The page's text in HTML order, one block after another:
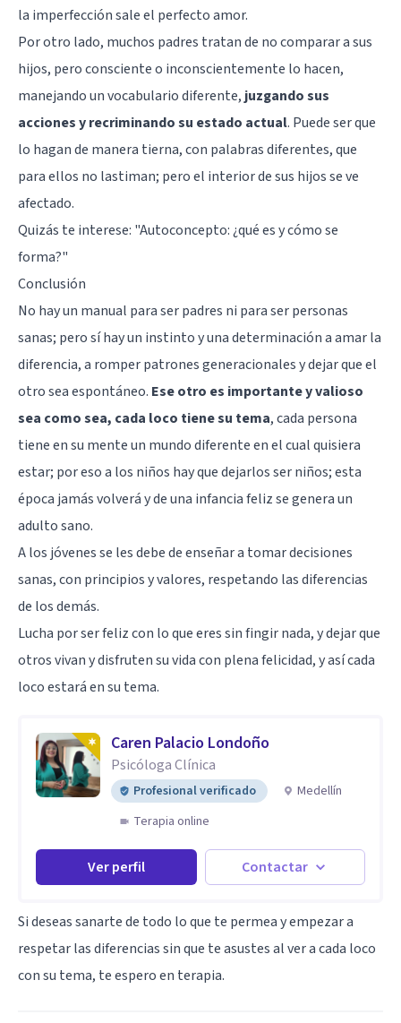
la imperfección sale el perfecto amor.
Por otro lado, muchos padres tratan de no comparar a sus
hijos, pero consciente o inconscientemente lo hacen,
manejando un vocabulario diferente, juzgando sus
acciones y recriminando su estado actual. Puede ser que
lo hagan de manera tierna, con palabras diferentes, que
para ellos no lastiman; pero el interior de sus hijos se ve
afectado.
Quizás te interese: "Autoconcepto: ¿qué es y cómo se
forma?"
Conclusión
No hay un manual para ser padres ni para ser personas
sanas; pero sí hay un instinto y una determinación a amar la
diferencia, a romper patrones generacionales y dejar que el
otro sea espontáneo. Ese otro es importante y valioso
sea como sea, cada loco tiene su tema, cada persona
tiene en su mente un mundo diferente en el cual quisiera
estar; por eso a los niños hay que dejarlos ser niños; esta
época jamás volverá y de una infancia feliz se genera un
adulto sano.
A los jóvenes se les debe de enseñar a tomar decisiones
sanas, con principios y valores, respetando las diferencias
de los demás.
Lucha por ser feliz con lo que eres sin fingir nada, y dejar que
otros vivan y disfruten su vida con plena felicidad, y así cada
loco estará en su tema.
Caren Palacio Londoño
Psicóloga Clínica
Profesional verificado
Medellín
Terapia online
Ver perfil Contactar
Si deseas sanarte de todo lo que te permea y empezar a
respetar las diferencias sin que te asustes al ver a cada loco
con su tema, te espero en terapia.